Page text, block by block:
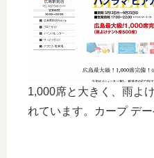
1,000席と大きく、雨よ
れています。カープ デ